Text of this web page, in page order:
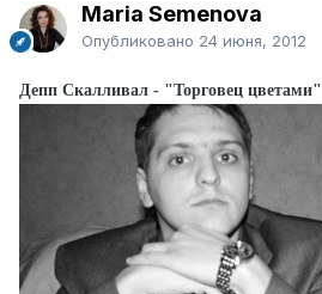
Maria Semenova
Опубликовано 24 июня, 2012
Депп Скалливал - "Торговец цветами"